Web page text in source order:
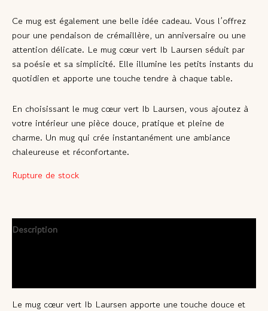
Ce mug est également une belle idée cadeau. Vous l’offrez
pour une pendaison de crémaillère, un anniversaire ou une
attention délicate. Le mug cœur vert Ib Laursen séduit par
sa poésie et sa simplicité. Elle illumine les petits instants du
quotidien et apporte une touche tendre à chaque table.
En choisissant le mug cœur vert Ib Laursen, vous ajoutez à
votre intérieur une pièce douce, pratique et pleine de
charme. Un mug qui crée instantanément une ambiance
chaleureuse et réconfortante.
Rupture de stock
Description
Le mug cœur vert Ib Laursen apporte une touche douce et